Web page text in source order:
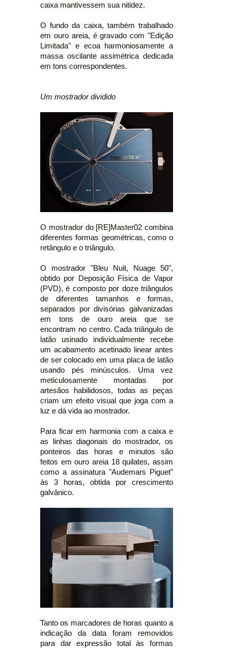
caixa mantivessem sua nitidez.
O fundo da caixa, também trabalhado
em ouro areia, é gravado com "Edição
Limitada" e ecoa harmoniosamente a
massa oscilante assimétrica dedicada
em tons correspondentes.
Um mostrador dividido
O mostrador do [RE]Master02 combina
diferentes formas geométricas, como o
retângulo e o triângulo.
O mostrador "Bleu Nuit, Nuage 50",
obtido por Deposição Física de Vapor
(PVD), é composto por doze triângulos
de diferentes tamanhos e formas,
separados por divisórias galvanizadas
em tons de ouro areia que se
encontram no centro. Cada triângulo de
latão usinado individualmente recebe
um acabamento acetinado linear antes
de ser colocado em uma placa de latão
usando pés minúsculos. Uma vez
meticulosamente montadas por
artesãos habilidosos, todas as peças
criam um efeito visual que joga com a
luz e dá vida ao mostrador.
Para ficar em harmonia com a caixa e
as linhas diagonais do mostrador, os
ponteiros das horas e minutos são
feitos em ouro areia 18 quilates, assim
como a assinatura "Audemars Piguet"
às 3 horas, obtida por crescimento
galvânico.
Tanto os marcadores de horas quanto a
indicação da data foram removidos
para dar expressão total às formas